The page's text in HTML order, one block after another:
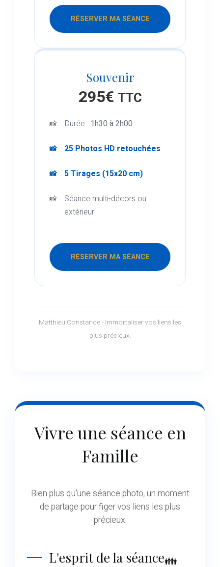
RÉSERVER MA SÉANCE
Souvenir
295€ TTC
Durée : 1h30 à 2h00
25 Photos HD retouchées
5 Tirages (15x20 cm)
Séance multi-décors ou
extérieur
RÉSERVER MA SÉANCE
Matthieu Constance - Immortaliser vos liens les
plus précieux.
Vivre une séance en
Famille
Bien plus qu'une séance photo, un moment
de partage pour figer vos liens les plus
précieux.
L'esprit de la séance